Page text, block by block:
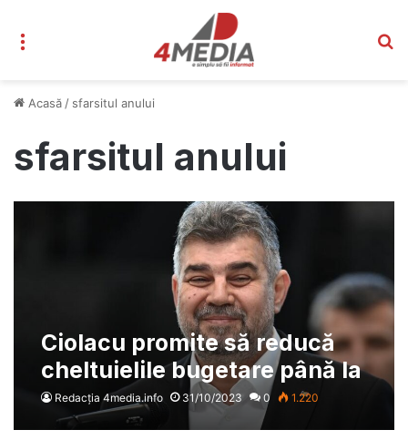
Acasă / sfarsitul anului
sfarsitul anului
Ciolacu promite să reducă
cheltuielile bugetare până la
sfârşitul anului: „Trebuie să
ţinem deficitul sub control”
Redacția 4media.info 31/10/2023 0 1.220